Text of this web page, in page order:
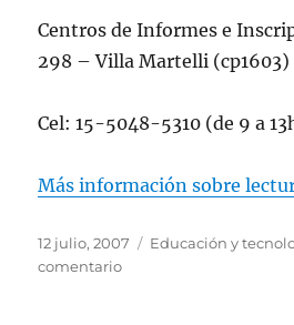
Centros de Informes e
298 – Villa Martelli (cp1603)
Cel: 15-5048-5310 (de 9 a
Más información sobre
Publicado
el
12 julio, 2007 Categorías
Educación y
comentarioen